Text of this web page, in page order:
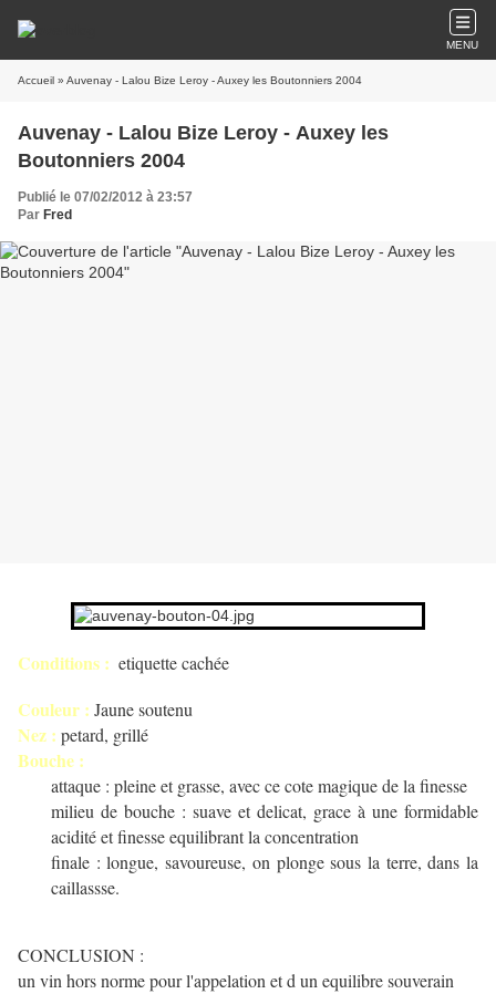
MENU
Accueil » Auvenay - Lalou Bize Leroy - Auxey les Boutonniers 2004
Auvenay - Lalou Bize Leroy - Auxey les
Boutonniers 2004
Publié le 07/02/2012 à 23:57
Par Fred
Conditions : etiquette cachée
Couleur : Jaune soutenu
Nez : petard, grillé
Bouche :
attaque : pleine et grasse, avec ce cote magique de la finesse
milieu de bouche : suave et delicat, grace à une formidable
acidité et finesse equilibrant la concentration
finale : longue, savoureuse, on plonge sous la terre, dans la
caillassse.
CONCLUSION :
un vin hors norme pour l'appelation et d un equilibre souverain